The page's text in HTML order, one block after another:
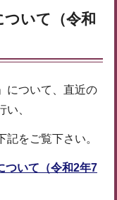
ついて（令和
について、直近の
、
をご覧下さい。
ついて（令和2年7